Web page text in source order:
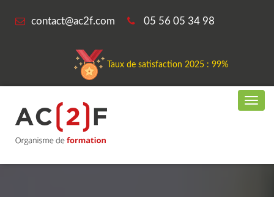
contact@ac2f.com 05 56 05 34 98
Taux de satisfaction 2025 : 99%